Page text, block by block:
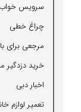
سرویس خواب
چراغ خطی
مرجعی برای
خرید دزدگیر
اخبار دبی
تعمیر لوازم